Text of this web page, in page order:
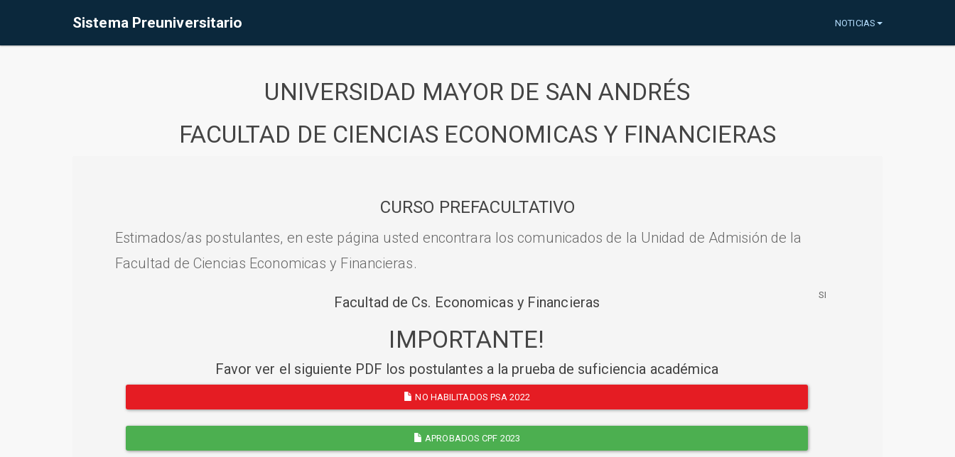
Sistema Preuniversitario NOTICIAS
UNIVERSIDAD MAYOR DE SAN ANDRÉS
FACULTAD DE CIENCIAS ECONOMICAS Y FINANCIERAS
CURSO PREFACULTATIVO
Estimados/as postulantes, en este página usted encontrara los comunicados de la Unidad de Admisión de la
Facultad de Ciencias Economicas y Financieras.
Facultad de Cs. Economicas y Financieras
IMPORTANTE!
Favor ver el siguiente PDF los postulantes a la prueba de suficiencia académica
NO HABILITADOS PSA 2022
APROBADOS CPF 2023
SI